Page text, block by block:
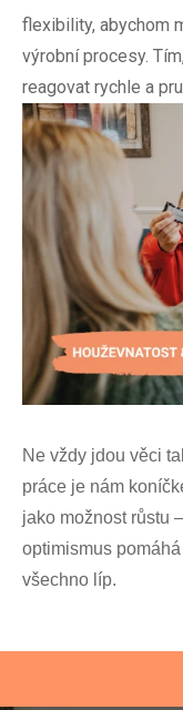
flexibility, abychom
výrobní procesy.
reagovat rychle a
Ne vždy jdou věci
práce je nám
jako možnost růstu
optimismus
všechno líp.